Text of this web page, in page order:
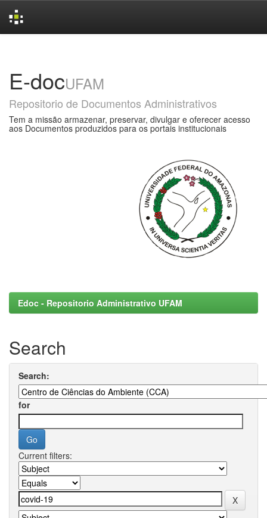
E-docUFAM
Repositorio de Documentos Administrativos
Tem a missão armazenar, preservar, divulgar e oferecer acesso
aos Documentos produzidos para os portais institucionais
Edoc - Repositorio Administrativo UFAM
Search
Search:
for
Current filters: